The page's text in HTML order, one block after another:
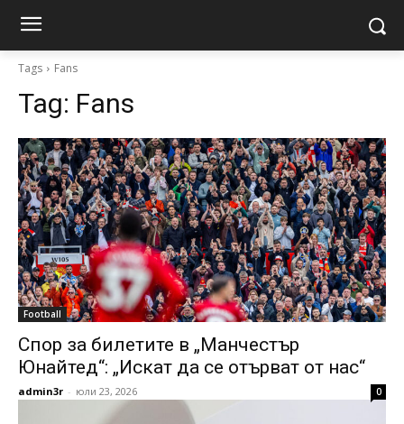
Tags Fans
Tag: Fans
Football
Спор за билетите в „Манчестър
Юнайтед“: „Искат да се отърват от нас“
admin3r - юли 23, 2026 0